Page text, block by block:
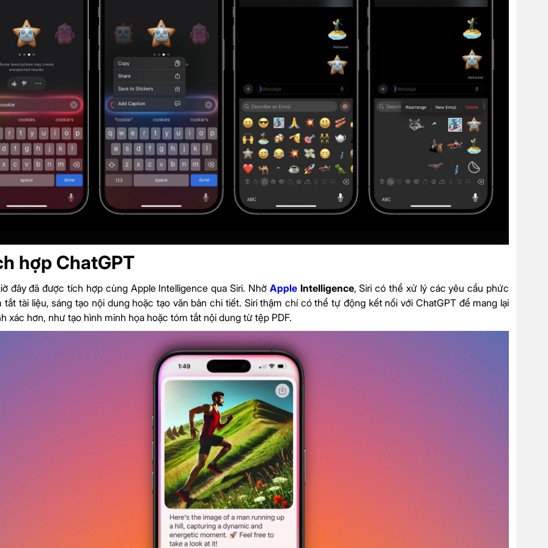
hợp ChatGPT
đây đã được tích hợp cùng Apple Intelligence qua Siri. Nhờ AppleIntelligence, Siri có thể xử lý các yêu cầu phức
tắt tài liệu, sáng tạo nội dung hoặc tạo văn bản chi tiết. Siri thậm chí có thể tự động kết nối với ChatGPT để mang lại
xác hơn, như tạo hình minh họa hoặc tóm tắt nội dung từ tệp PDF.